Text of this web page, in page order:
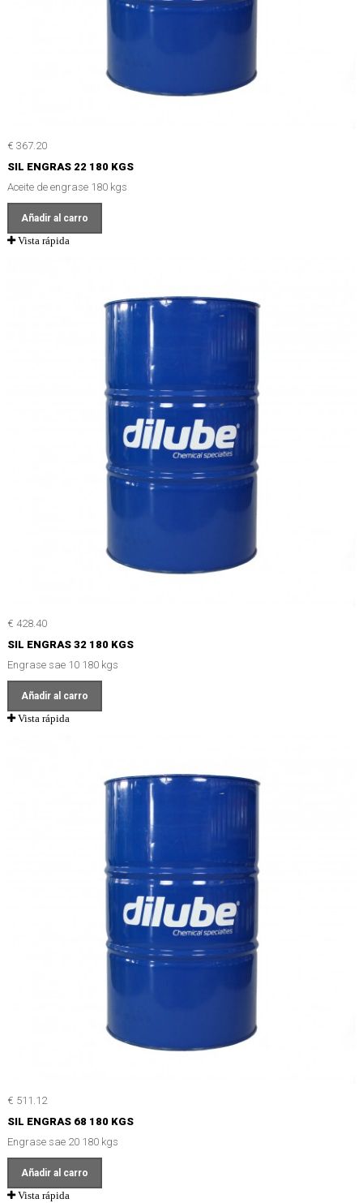
€ 367.20
SIL ENGRAS 22 180 KGS
Aceite de engrase 180 kgs
Añadir al carro
Vista rápida
€ 428.40
SIL ENGRAS 32 180 KGS
Engrase sae 10 180 kgs
Añadir al carro
Vista rápida
€ 511.12
SIL ENGRAS 68 180 KGS
Engrase sae 20 180 kgs
Añadir al carro
Vista rápida